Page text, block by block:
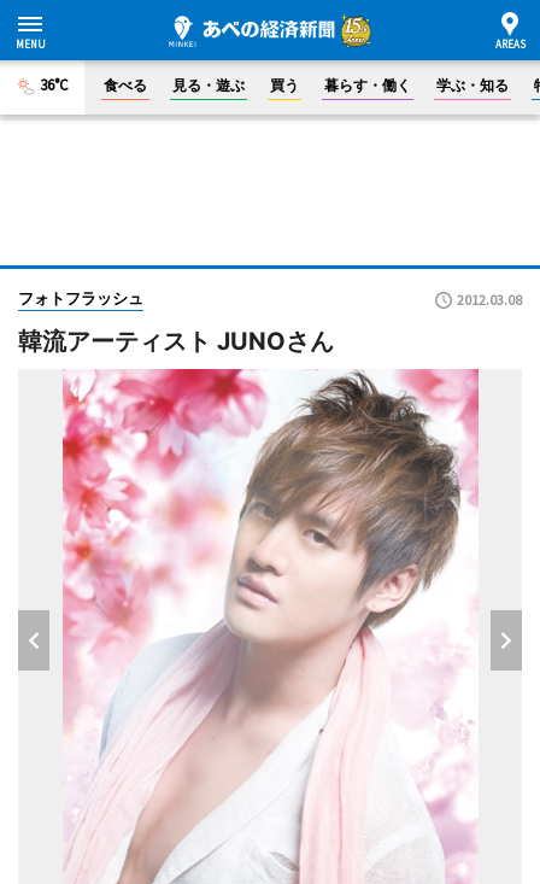
36°C 食べる 見る・遊ぶ 買う 暮らす・働く 学ぶ・知る
フォトフラッシュ 2012.03.08
韓流アーティスト JUNOさん